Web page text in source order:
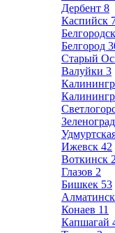
Дербент 8
Каспийск
Белгород
Старый
Валуйки 3
Ижевск 42
Воткинск 2
Глазов 2
Бишкек 53
Конаев 11
Капшагай